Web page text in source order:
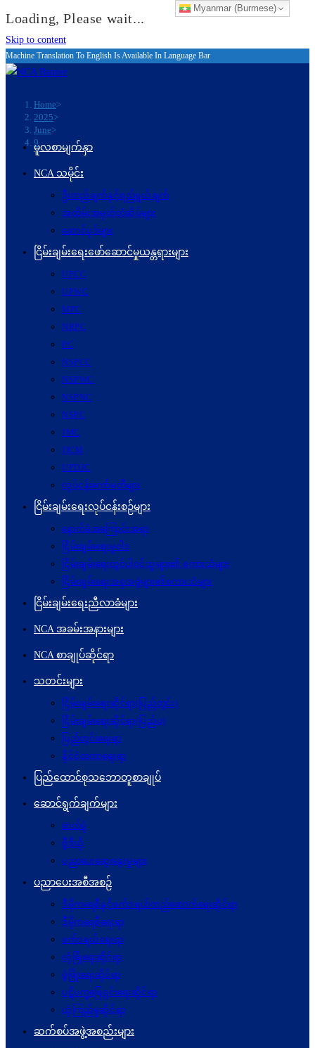
Loading, Please wait...
Skip to content
Machine Translation To English Is Available In Language Bar
Home>
2025>
June>
9
မူလစာမျက်နှာ
NCA သမိုင်း
ဦးတည်ချက်နှင့်ရည်ရွယ်ချက်
အထိမ်းအမှတ်တံဆိပ်များ
ဆောင်ပုဒ်များ
ငြိမ်းချမ်းရေးဖော်‌ဆောင်မှုယန္တရားများ
UPCC
UPWC
MPC
NRPC
PC
NSPCC
NSPWC
NSPNC
NSPC
JMC
JICM
UPDJC
လုပ်ငန်းကော်မတီများ
ငြိမ်းချမ်းရေးလုပ်ငန်းစဉ်များ
နောက်ခံအကြောင်းအရာ
ငြိမ်းချမ်းရေးမူဝါဒ
ငြိမ်းချမ်းရေးတွင်ပါဝင်သူများ၏ စကားသံများ
ငြိမ်းချမ်းရေးအစုအဖွဲ့များ၏စကားသံများ
ငြိမ်းချမ်းရေးညီလာခံများ
NCA အခမ်းအနားများ
NCA စာချုပ်ဆိုင်ရာ
သတင်းများ
ငြိမ်းချမ်းရေးဆိုင်ရာ(ပြည်တွင်း)
ငြိမ်းချမ်းရေးဆိုင်ရာ(ပြည်ပ)
ပြည်တွင်းရေးရာ
နိုင်ငံတကာရေးရာ
ပြည်ထောင်စုသဘောတူစာချုပ်
ဆောင်ရွက်ချက်များ
ဓာတ်ပုံ
ဗွီဒီယို
ပညာပေးဆွေးနွေးမှုများ
ပညာပေးအစီအစဉ်
ဒီမိုကရေစီနှင့်ဖက်ဒရယ်တည်ဆောက်ရေးဆိုင်ရာ
ဒီမိုကရေစီရေးရာ
ဖက်ဒရယ်ရေးရာ
လုံခြုံရေးဆိုင်ရာ
ဖွံဖြိုးရေးဆိုင်ရာ
ပဋိပက္ခ‌ဖြေရှင်းရေးဆိုင်ရာ
ယုံကြည်မှုဆိုင်ရာ
ဆက်စပ်အဖွဲ့အစည်းများ
Myanmar (Burmese)